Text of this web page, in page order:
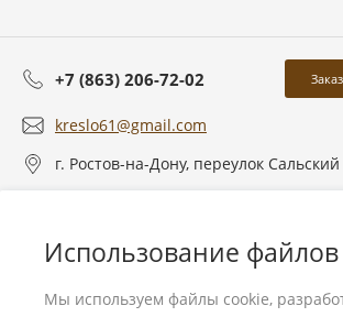
Использование
Мы используем файлы cookie,
+7 (863) 206-72-02
kreslo61@gmail.com
г. Ростов-на-Дону, переулок Сальский
Услуги